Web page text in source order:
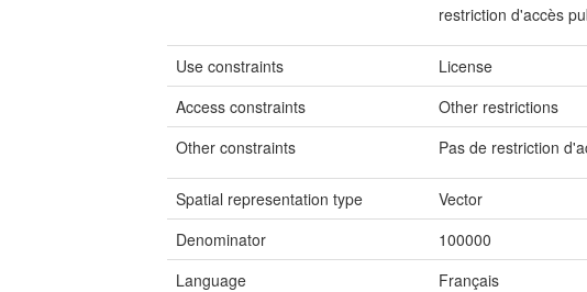
restriction d'accès
Use constraints
License
Access constraints
Other restrictions
Other constraints
Pas de restriction
Spatial representation type
Vector
Denominator
100000
Language
Français